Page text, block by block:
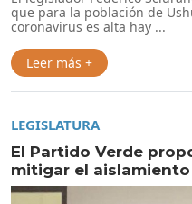
que para la población de
coronavirus es alta hay ...
Leer más +
LEGISLATURA
El Partido Verde
mitigar el aislamiento